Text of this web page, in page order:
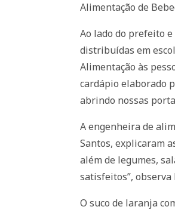
Alimentação de
Ao lado do prefeito
distribuídas em
Alimentação às
cardápio elaborado
abrindo nossas
A engenheira de
Santos, explicaram
além de legumes,
satisfeitos”, observa
O suco de laranja